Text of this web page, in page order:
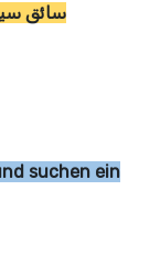
سائق
suchen ein